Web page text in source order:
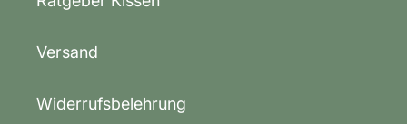
Versand
Widerrufsbelehrung